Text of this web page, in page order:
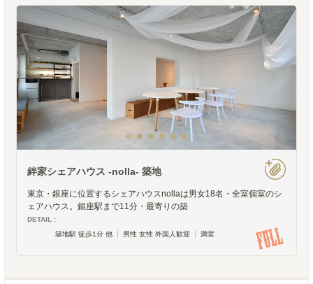
で、まっ先に思
絆家シェアハウス -nolla- 築地
東京・銀座に位置するシェアハウスnollaは男女18名・全室個室のシ
ェアハウス。銀座駅まで11分・最寄りの築
DETAIL :
築地駅 徒歩1分 他
男性 女性 外国人歓迎 満室